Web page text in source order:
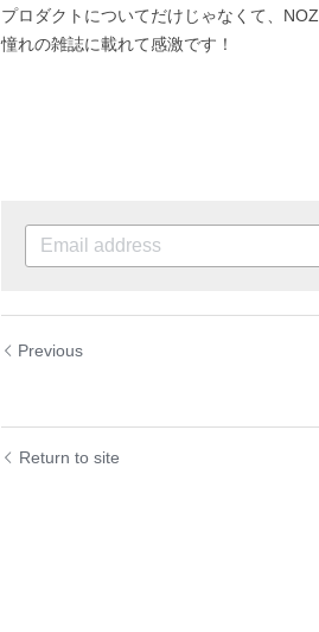
プロダクトについてだけじゃなくて、
憧れの雑誌に載れて感激です！
Previous
Return to site